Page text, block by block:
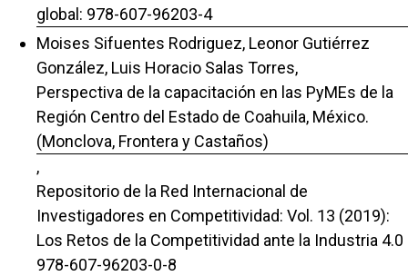
global: 978-607-96203-4
Moises Sifuentes Rodriguez, Leonor Gutiérrez
González, Luis Horacio Salas Torres,
Perspectiva de la capacitación en las PyMEs de la
Región Centro del Estado de Coahuila, México.
(Monclova, Frontera y Castaños)
,
Repositorio de la Red Internacional de
Investigadores en Competitividad: Vol. 13 (2019):
Los Retos de la Competitividad ante la Industria 4.0
978-607-96203-0-8